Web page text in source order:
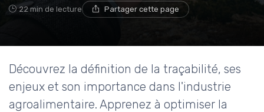
22 min de lecture Partager cette page
Découvrez la définition de la traçabilité, ses
enjeux et son importance dans l'industrie
agroalimentaire. Apprenez à optimiser la